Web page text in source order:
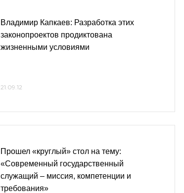
Владимир Капкаев: Разработка этих
законопроектов продиктована
жизненными условиями
21.09.12
Прошел «круглый» стол на тему:
«Современный государственный
служащий – миссия, компетенции и
требования»